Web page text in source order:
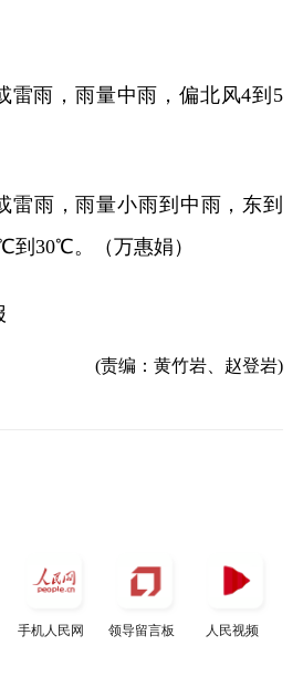
雷雨，雨量中雨，偏北风4到5
雷雨，雨量小雨到中雨，东到
到30℃。（万惠娟）
(责编：黄竹岩、赵登岩)
手机人民网 领导留言板 人民视频